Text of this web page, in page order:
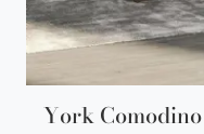
York Comodino